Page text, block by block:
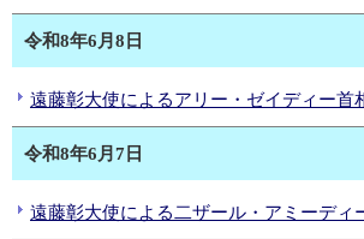
令和8年6月8日
遠藤彰大使によるアリー・ゼイディー首
令和8年6月7日
遠藤彰大使による二ザール・アミーディ